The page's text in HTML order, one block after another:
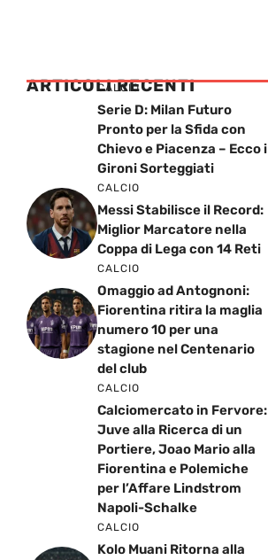
ARTICOLI RECENTI
CALCIO
Serie D: Milan Futuro
Pronto per la Sfida con
Chievo e Piacenza – Ecco i
Gironi Sorteggiati
CALCIO
Messi Stabilisce il Record:
Miglior Marcatore nella
Coppa di Lega con 14 Reti
CALCIO
Omaggio ad Antognoni:
Fiorentina ritira la maglia
numero 10 per una
stagione nel Centenario
del club
CALCIO
Calciomercato in Fervore:
Juve alla Ricerca di un
Portiere, Joao Mario alla
Fiorentina e Polemiche
per l’Affare Lindstrom
Napoli-Schalke
CALCIO
Kolo Muani Ritorna alla